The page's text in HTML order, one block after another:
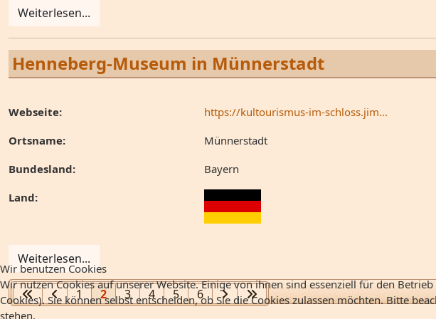
Weiterlesen...
Henneberg-Museum in Münnerstadt
Webseite:
https://kultourismus-im-schloss.jim...
Ortsname:
Münnerstadt
Bundesland:
Bayern
Land:
Weiterlesen...
1 2 3 4 5 6
Wir benutzen Cookies
Wir nutzen Cookies auf unserer Website. Einige von ihnen sind essenziell für den
Cookies). Sie können selbst entscheiden, ob Sie die Cookies zulassen möchten. Bitte
stehen.